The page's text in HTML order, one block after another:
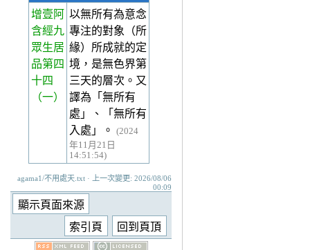
增壹阿
含經九
眾生居
品第四
十四
（一）
以無所有為意念
專注的對象（所
緣）所成就的定
境，是無色界第
三天的層次。又
譯為「無所有
處」、「無所有
入處」。
(2024
年11月21日
14:51:54)
agama1/不用處天.txt · 上一次變更: 2026/08/06
00:09